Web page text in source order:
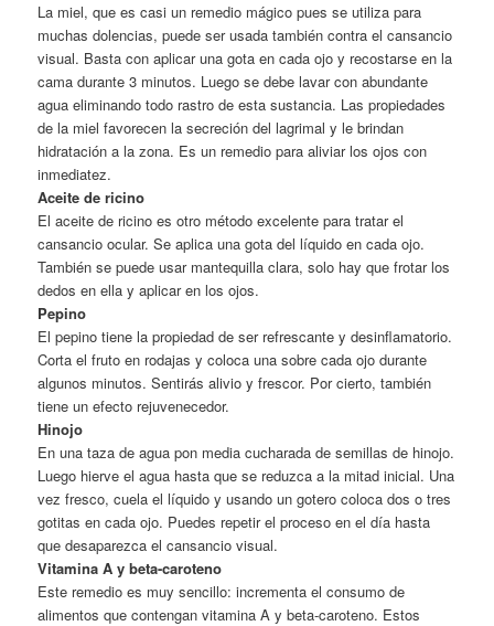
La miel, que es casi un remedio mágico pues se utiliza para
muchas dolencias, puede ser usada también contra el cansancio
visual. Basta con aplicar una gota en cada ojo y recostarse en la
cama durante 3 minutos. Luego se debe lavar con abundante
agua eliminando todo rastro de esta sustancia. Las propiedades
de la miel favorecen la secreción del lagrimal y le brindan
hidratación a la zona. Es un remedio para aliviar los ojos con
inmediatez.
Aceite de ricino
El aceite de ricino es otro método excelente para tratar el
cansancio ocular. Se aplica una gota del líquido en cada ojo.
También se puede usar mantequilla clara, solo hay que frotar los
dedos en ella y aplicar en los ojos.
Pepino
El pepino tiene la propiedad de ser refrescante y desinflamatorio.
Corta el fruto en rodajas y coloca una sobre cada ojo durante
algunos minutos. Sentirás alivio y frescor. Por cierto, también
tiene un efecto rejuvenecedor.
Hinojo
En una taza de agua pon media cucharada de semillas de hinojo.
Luego hierve el agua hasta que se reduzca a la mitad inicial. Una
vez fresco, cuela el líquido y usando un gotero coloca dos o tres
gotitas en cada ojo. Puedes repetir el proceso en el día hasta
que desaparezca el cansancio visual.
Vitamina A y beta-caroteno
Este remedio es muy sencillo: incrementa el consumo de
alimentos que contengan vitamina A y beta-caroteno. Estos